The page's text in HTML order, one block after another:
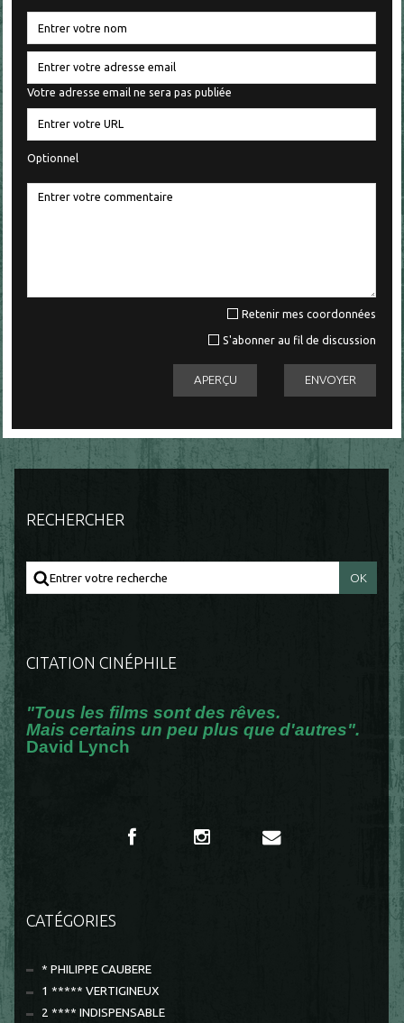
Votre adresse email ne sera pas publiée
Optionnel
Retenir mes coordonnées
S'abonner au fil de discussion
RECHERCHER
CITATION CINÉPHILE
"Tous les films sont des rêves.
Mais certains un peu plus que d'autres".
David Lynch
CATÉGORIES
* PHILIPPE CAUBERE
1 ***** VERTIGINEUX
2 **** INDISPENSABLE